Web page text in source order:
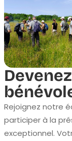
Rejoignez notre
participer à la
exceptionnel.